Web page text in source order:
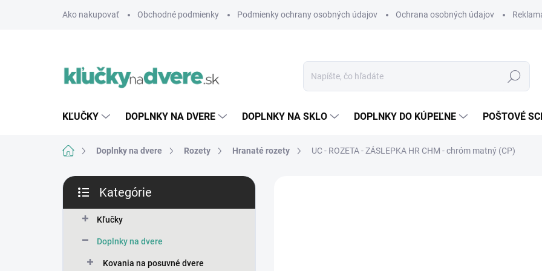
Ako nakupovať Obchodné podmienky Podmienky ochrany osobných údajov Ochrana osobných údajov
Hľadať
KĽUČKY DOPLNKY NA DVERE DOPLNKY NA SKLO DOPLNKY DO KÚPEĽNE POŠTOVÉ
DomovDoplnky na dvere Rozety Hranaté rozety UC - ROZETA - ZÁSLEPKA HR CHM - chróm matný (CP)
B
č
kategórie
Kategórie
Kľučky
Doplnky na dvere
Kovania na posuvné dvere